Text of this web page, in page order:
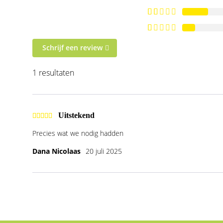
Schrijf een review
1 resultaten
Uitstekend
Precies wat we nodig hadden
Dana Nicolaas 20 juli 2025